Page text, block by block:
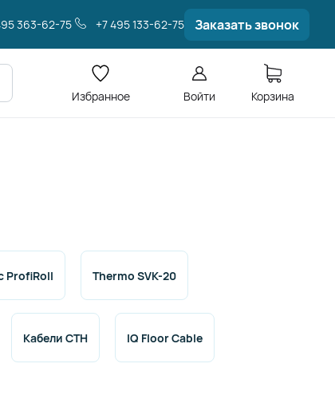
363-62-75 +7 495 133-62-75 Заказать звонок
Избранное Войти Корзина
ProfiRoll Thermo SVK-20
Кабели СТН IQ Floor Cable